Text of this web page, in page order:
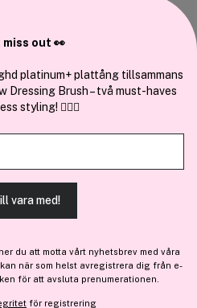
att anpassa innehållet och
till de sociala medier och annons-
med. Dessa kan i sin tur
information som du har
in när du har använt deras
COOKIES
miss out 👀
platinum+ plattång tillsammans
Dressing Brush – två must-haves
styling! 💇‍♀️✨
vara med!
du att motta vårt nyhetsbrev med våra
när som helst avregistrera dig från e-
för att avsluta prenumerationen.
för registrering